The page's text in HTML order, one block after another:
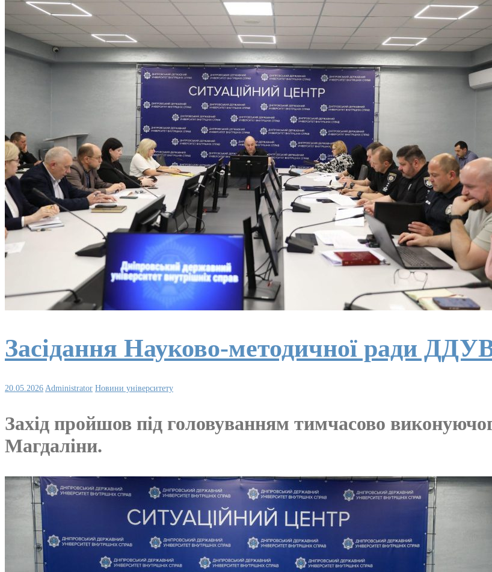
Засідання Науково-методичної ради
20.05.2026 Administrator Новини університету
Захід пройшов під головуванням тимчасово
Магдаліни.